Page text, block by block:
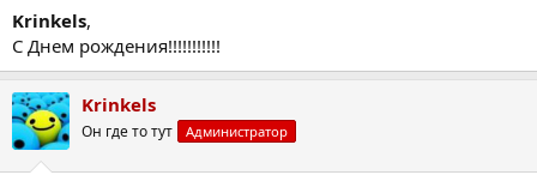
Krinkels,
С Днем рождения!!!!!!!!!!!
Krinkels
Он где то тут Администратор